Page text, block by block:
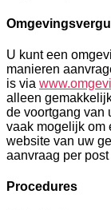
U kunt een
manieren
is via
alleen
de voortgang van
vaak mogelijk om
website van uw
aanvraag per
Procedures